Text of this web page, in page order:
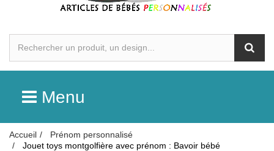
Menu
Accueil
Prénom personnalisé
Jouet toys montgolfière avec prénom : Bavoir bébé